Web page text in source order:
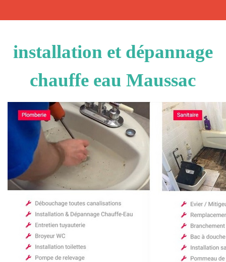
installation et dépannage
chauffe eau Maussac